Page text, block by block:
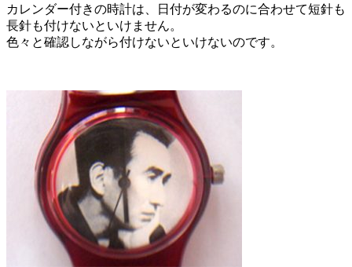
カレンダー付きの時計は、日付が変わるのに合わせて短針も
長針も付けないといけません。
色々と確認しながら付けないといけないのです。